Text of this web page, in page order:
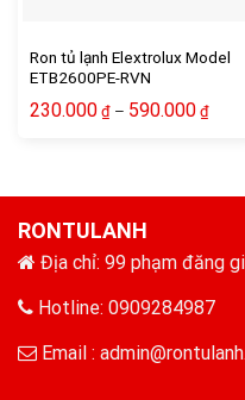
Ron tủ lạnh Elextrolux Model
ETB2600PE-RVN
230.000 ₫– 590.000 ₫
RONTULANH
Địa chỉ: 99 phạm đăng
Hotline: 0909284987
Email :